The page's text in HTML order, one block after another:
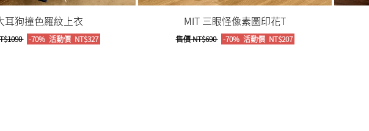
耳狗撞色羅紋上衣
-70% 活動價NT$327
MIT 三眼怪像素圖印花T
售價NT$690 -70% 活動價NT$207